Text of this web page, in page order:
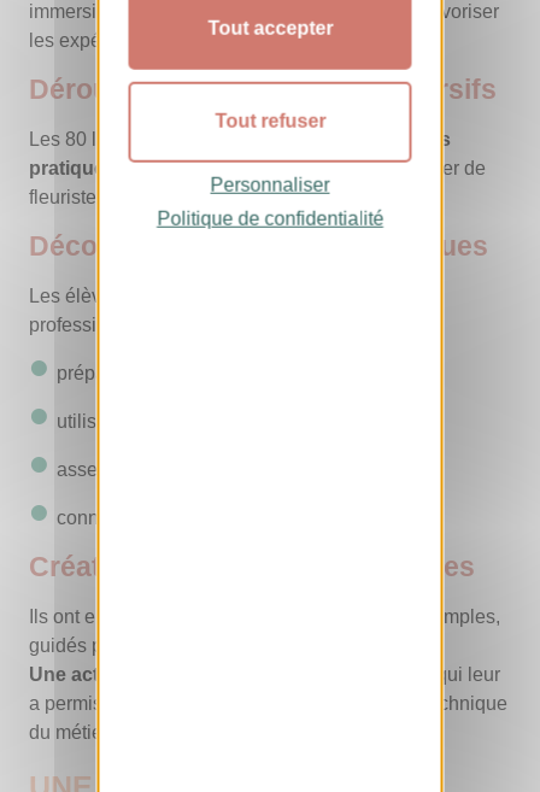
immersion totale, encourager les questions, et favoriser
les expérimentations.
Déroulement des ateliers immersifs
Les 80 lycéens ont été répartis en
quatre ateliers
pratiques
, chacun dédié à un aspect clé du métier de
fleuriste.
Découverte des gestes techniques
Les élèves ont appris les premiers gestes
professionnels :
préparation des tiges
utilisation des outils
assemblage de fleurs fraîches
connaissance des variétés
Création de compositions florales
Ils ont ensuite créé leurs propres compositions simples,
guidés par les enseignants de l’ENF.
Une activité à la fois créative et structurante,
qui leur
a permis de comprendre le niveau d’exigence technique
du métier.
Tout accepter
Tout refuser
Personnaliser
Politique de confidentialité